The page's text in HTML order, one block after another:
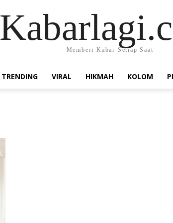
Memberi Kabar Setiap Saat
TRENDING VIRAL HIKMAH KOLOM